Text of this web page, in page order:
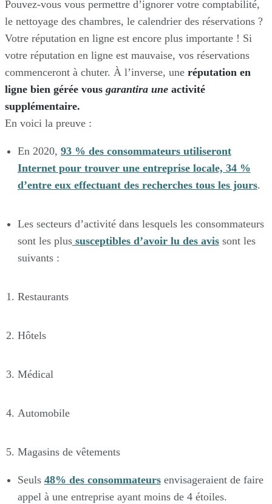
Pouvez-vous vous permettre d’ignorer votre comptabilité,
le nettoyage des chambres, le calendrier des réservations ?
Votre réputation en ligne est encore plus importante ! Si
votre réputation en ligne est mauvaise, vos réservations
commenceront à chuter. À l’inverse, une réputation en
ligne bien gérée vous garantira une activité
supplémentaire.
En voici la preuve :
En 2020, 93 % des consommateurs utiliseront
Internet pour trouver une entreprise locale, 34 %
d’entre eux effectuant des recherches tous les jours.
Les secteurs d’activité dans lesquels les consommateurs
sont les plussusceptibles d’avoir lu des avissont les
suivants :
Restaurants
Hôtels
Médical
Automobile
Magasins de vêtements
Seuls 48% des consommateursenvisageraient de faire
appel à une entreprise ayant moins de 4 étoiles.